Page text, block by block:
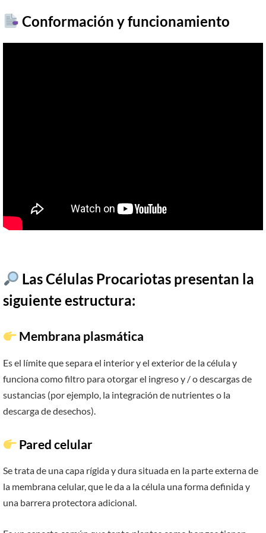
​ Conformación y funcionamiento
​ Las Células Procariotas presentan la
siguiente estructura:
Membrana plasmática
Es el límite que separa el interior y el exterior de la célula y
funciona como filtro para otorgar el ingreso y / o descargas de
sustancias (por ejemplo, la integración de nutrientes o la
descarga de desechos).
Pared celular
Se trata de una capa rígida y dura situada en la parte externa de
la membrana celular, que le da a la célula una forma definida y
una barrera protectora adicional.